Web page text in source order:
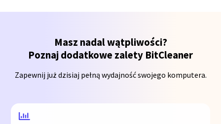
Masz nadal wątpliwości?
Poznaj dodatkowe zalety BitCleaner
Zapewnij już dzisiaj pełną wydajność swojego komputera.